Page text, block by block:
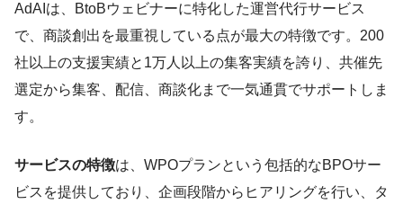
AdAIは、BtoBウェビナーに特化した運営代行サービス
で、商談創出を最重視している点が最大の特徴です。200
社以上の支援実績と1万人以上の集客実績を誇り、共催先
選定から集客、配信、商談化まで一気通貫でサポートしま
す。
サービスの特徴は、WPOプランという包括的なBPOサー
ビスを提供しており、企画段階からヒアリングを行い、タ